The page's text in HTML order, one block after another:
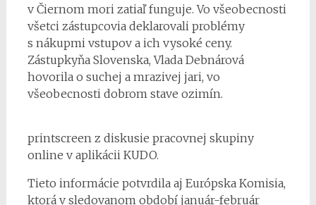
v Čiernom mori zatiaľ funguje. Vo všeobecnosti
všetci zástupcovia deklarovali problémy
s nákupmi vstupov a ich vysoké ceny.
Zástupkyňa Slovenska, Vlada Debnárová
hovorila o suchej a mrazivej jari, vo
všeobecnosti dobrom stave ozimín.
printscreen z diskusie pracovnej skupiny
online v aplikácii KUDO.
Tieto informácie potvrdila aj Európska Komisia,
ktorá v sledovanom období január-február